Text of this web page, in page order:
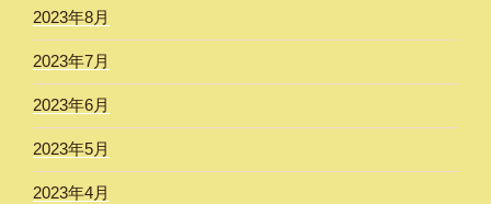
2023年8月
2023年7月
2023年6月
2023年5月
2023年4月